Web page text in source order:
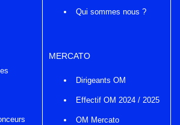
Qui sommes nous ?
MERCATO
Dirigeants OM
Effectif OM 2024 / 2025
OM Mercato